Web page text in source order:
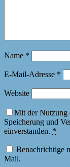
Name *
E-Mail-Adresse *
Website
Mit der Nutzung
Speicherung und
einverstanden. *
Benachrichtige
Mail.